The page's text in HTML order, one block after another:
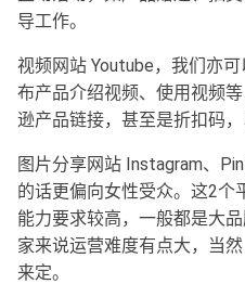
导工作。
视频网站 Youtube，我们亦
布产品介绍视频、使用视频
逊产品链接，甚至是折扣码
图片分享网站 Instagram、
的话更偏向女性受众。这2个
能力要求较高，一般都是大
家来说运营难度有点大，当
来定。